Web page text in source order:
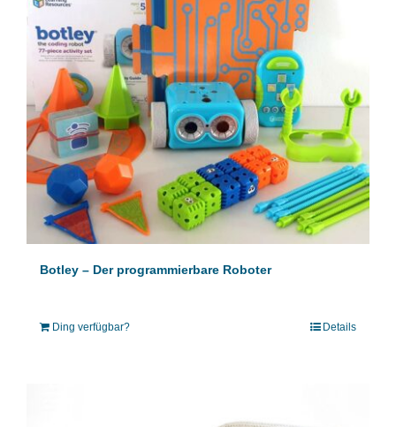
Botley – Der programmierbare Roboter
Ding verfügbar? Details